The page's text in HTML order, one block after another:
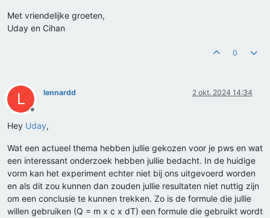
Met vriendelijke groeten,
Uday en Cihan
0
L
Offline
lennardd 2 okt. 2024 14:34
Hey Uday,
Wat een actueel thema hebben jullie gekozen voor je pws en wat
een interessant onderzoek hebben jullie bedacht. In de huidige
vorm kan het experiment echter niet bij ons uitgevoerd worden
en als dit zou kunnen dan zouden jullie resultaten niet nuttig zijn
om een conclusie te kunnen trekken. Zo is de formule die jullie
willen gebruiken (Q = m x c x dT) een formule die gebruikt wordt